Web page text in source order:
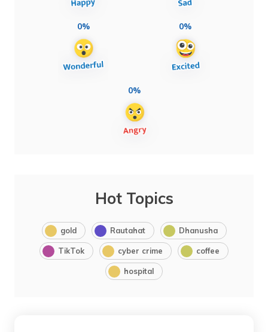
0% 0%
0%
Hot Topics
gold Rautahat Dhanusha
TikTok cyber crime coffee
hospital